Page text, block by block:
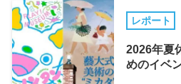
レポート
2026年夏
めのイベ